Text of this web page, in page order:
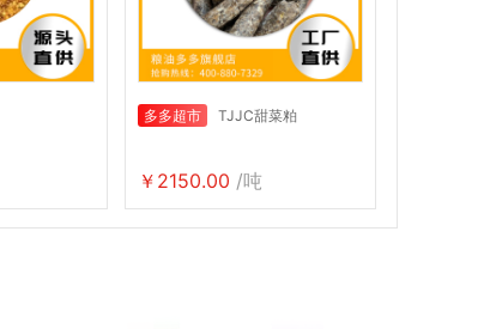
多多超市 TJJC甜菜粕
￥2150.00 /吨